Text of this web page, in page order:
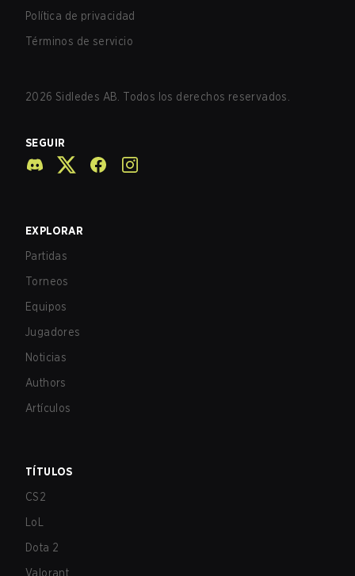
Política de privacidad
Términos de servicio
2026 Sidledes AB. Todos los derechos reservados.
SEGUIR
EXPLORAR
Partidas
Torneos
Equipos
Jugadores
Noticias
Authors
Artículos
TÍTULOS
CS2
LoL
Dota 2
Valorant